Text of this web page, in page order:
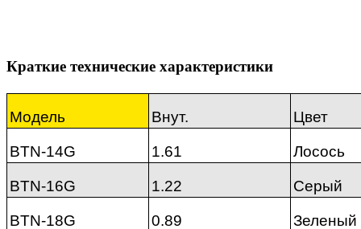
Краткие технические характеристики
Модель Внут. Цвет
BTN-14G 1.61 Лосось
BTN-16G 1.22 Серый
BTN-18G 0.89 Зеленый